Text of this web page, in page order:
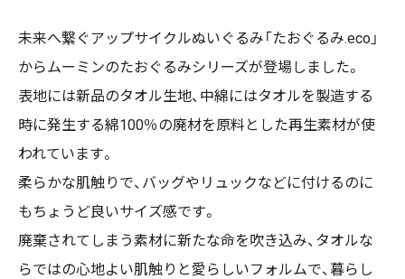
未来へ繋ぐアップサイクルぬいぐるみ「たおぐるみ.eco」
からムーミンのたおぐるみシリーズが登場しました。
表地には新品のタオル生地、中綿にはタオルを製造する
時に発生する綿100％の廃材を原料とした再生素材が使
われています。
柔らかな肌触りで、バッグやリュックなどに付けるのに
もちょうど良いサイズ感です。
廃棄されてしまう素材に新たな命を吹き込み、タオルな
らではの心地よい肌触りと愛らしいフォルムで、暮らし